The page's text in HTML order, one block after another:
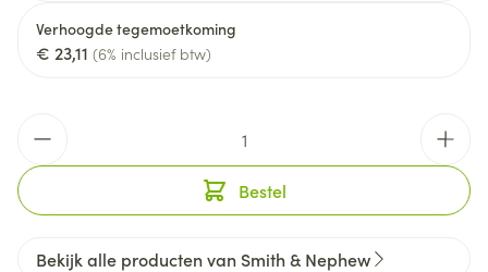
Verhoogde tegemoetkoming
€ 23,11 (6% inclusief btw)
Bestel
Bekijk alle producten van Smith & Nephew